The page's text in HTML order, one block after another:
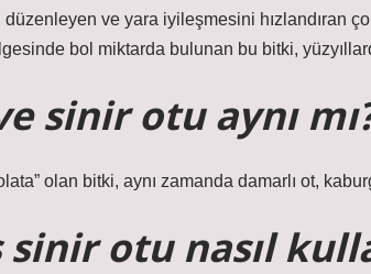
ve yara iyileşmesini hızlandıran
bol miktarda bulunan bu bitki,
sinir otu aynı
olan bitki, aynı zamanda damarlı ot,
otu nasıl